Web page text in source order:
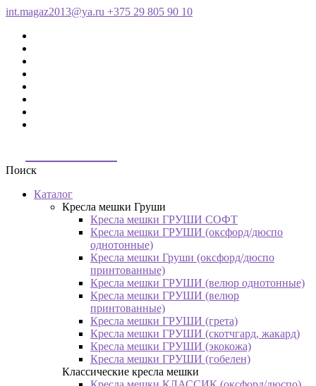
int.magaz2013@ya.ru +375 29 805 90 10
Поиск
Каталог
Кресла мешки Груши
Кресла мешки ГРУШИ СОФТ
Кресла мешки ГРУШИ (оксфорд/дюспо
однотонные)
Кресла мешки Груши (оксфорд/дюспо
принтованные)
Кресла мешки ГРУШИ (велюр однотонные)
Кресла мешки ГРУШИ (велюр
принтованные)
Кресла мешки ГРУШИ (грета)
Кресла мешки ГРУШИ (скотчгард, жакард)
Кресла мешки ГРУШИ (экокожа)
Кресла мешки ГРУШИ (гобелен)
Классические кресла мешки